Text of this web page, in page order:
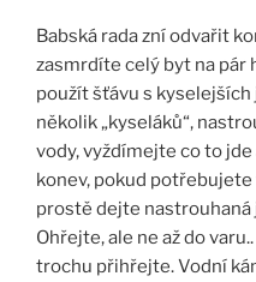
Babská rada zní odvařit
zasmrdíte celý byt na pár
použít šťávu s
několik „kyseláků“,
vody, vyždímejte co to
konev, pokud
prostě dejte nastrouhaná
Ohřejte, ale ne až do
trochu přihřejte. Vodní